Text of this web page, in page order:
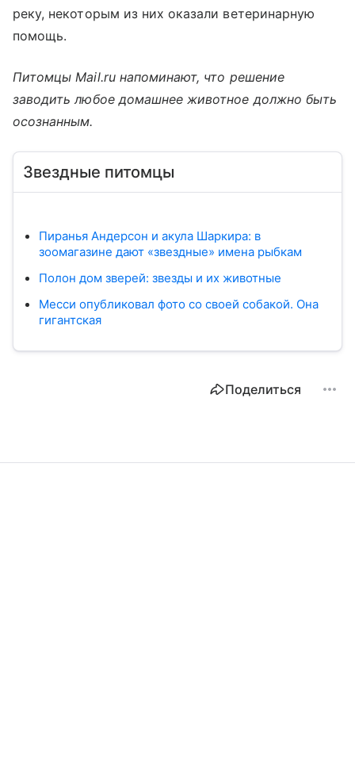
реку, некоторым из них оказали ветеринарную
помощь.
Питомцы Mail.ru напоминают, что решение
заводить любое домашнее животное должно быть
осознанным.
Звездные питомцы
Пиранья Андерсон и акула Шаркира: в
зоомагазине дают «звездные» имена рыбкам
Полон дом зверей: звезды и их животные
Месси опубликовал фото со своей собакой. Она
гигантская
Поделиться